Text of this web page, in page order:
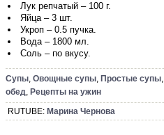
Лук репчатый – 100 г.
Яйца – 3 шт.
Укроп – 0.5 пучка.
Вода – 1800 мл.
Соль – по вкусу.
Супы, Овощные супы, Простые супы,
обед, Рецепты на ужин
RUTUBE: Марина Чернова